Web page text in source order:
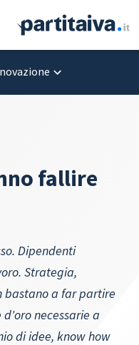
fallire
Dipendenti
Strategia,
bastano a far partire
necessarie a
di idee, know how